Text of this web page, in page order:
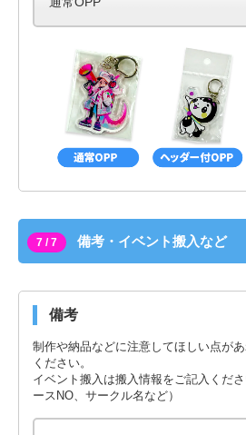
7 / 7 備考・イベント搬入など
備考
制作や納品などに注意してほしい点が
ください。
イベント搬入は搬入情報をご記入くだ
ースNO、サークル名など）